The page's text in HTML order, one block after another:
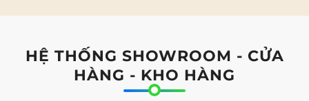
HỆ THỐNG SHOWROOM - CỬA
HÀNG - KHO HÀNG